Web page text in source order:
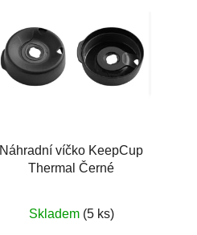
Náhradní víčko KeepCup
Thermal Černé
Skladem (5 ks)